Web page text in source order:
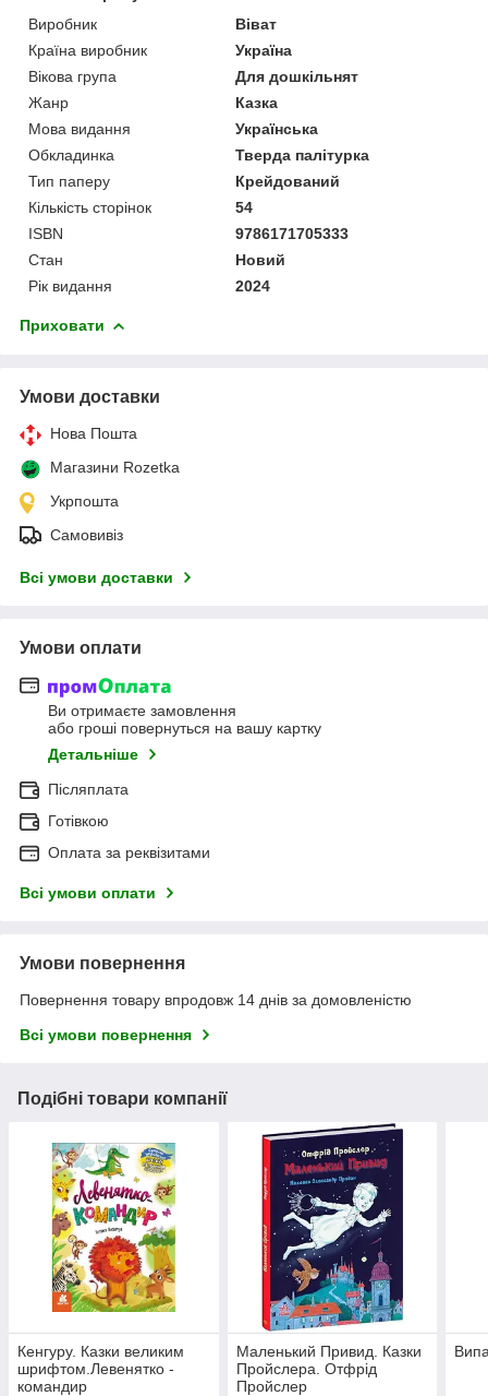
Виробник
Віват
Країна виробник
Україна
Вікова група
Для дошкільнят
Жанр
Казка
Мова видання
Українська
Обкладинка
Тверда палітурка
Тип паперу
Крейдований
Кількість сторінок
54
ISBN
9786171705333
Стан
Новий
Рік видання
2024
Приховати
Умови доставки
Нова Пошта
Магазини Rozetka
Укрпошта
Самовивіз
Всі умови доставки
Умови оплати
Ви отримаєте замовлення
або гроші повернуться на вашу картку
Детальніше
Післяплата
Готівкою
Оплата за реквізитами
Всі умови оплати
Умови повернення
Повернення товару впродовж 14 днів за домовленістю
Всі умови повернення
Подібні товари компанії
Кенгуру. Казки великим
шрифтом.Левенятко -
командир
Маленький Привид. Казки
Пройслера. Отфрід
Пройслер